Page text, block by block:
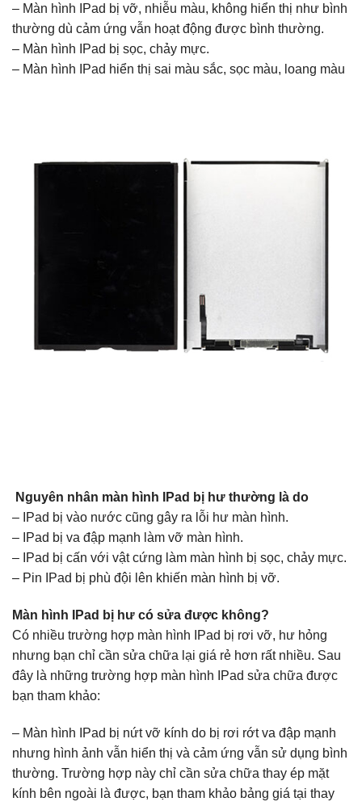
– Màn hình IPad bị vỡ, nhiễu màu, không hiển thị như bình
thường dù cảm ứng vẫn hoạt động được bình thường.
– Màn hình IPad bị sọc, chảy mực.
– Màn hình IPad hiển thị sai màu sắc, sọc màu, loang màu​
Nguyên nhân màn hình IPad bị hư thường là do
– IPad bị vào nước cũng gây ra lỗi hư màn hình.
– IPad bị va đập mạnh làm vỡ màn hình.
– IPad bị cấn với vật cứng làm màn hình bị sọc, chảy mực.
– Pin IPad bị phù đội lên khiến màn hình bị vỡ.
Màn hình IPad bị hư có sửa được không?
Có nhiều trường hợp màn hình IPad bị rơi vỡ, hư hỏng
nhưng bạn chỉ cần sửa chữa lại giá rẻ hơn rất nhiều. Sau
đây là những trường hợp màn hình IPad sửa chữa được
bạn tham khảo:
– Màn hình IPad bị nứt vỡ kính do bị rơi rớt va đập mạnh
nhưng hình ảnh vẫn hiển thị và cảm ứng vẫn sử dụng bình
thường. Trường hợp này chỉ cần sửa chữa thay ép mặt
kính bên ngoài là được, bạn tham khảo bảng giá tại thay